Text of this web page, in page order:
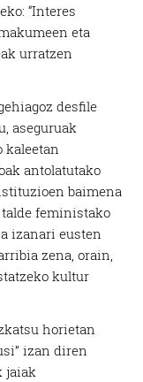
“Interes
eta
urratzen
desfile
aseguruak
kaleetan
antolatutako
baimena
feministako
izanari eusten
zena, orain,
kultur
horietan
izan diren
jaiak